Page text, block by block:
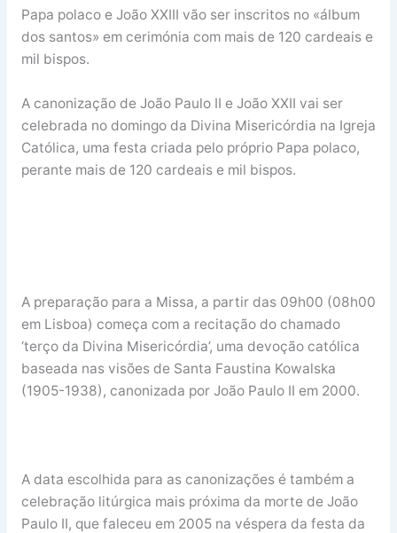
Papa polaco e João XXIII vão ser inscritos no «álbum
dos santos» em cerimónia com mais de 120 cardeais e
mil bispos.
A canonização de João Paulo II e João XXII vai ser
celebrada no domingo da Divina Misericórdia na Igreja
Católica, uma festa criada pelo próprio Papa polaco,
perante mais de 120 cardeais e mil bispos.
A preparação para a Missa, a partir das 09h00 (08h00
em Lisboa) começa com a recitação do chamado
‘terço da Divina Misericórdia’, uma devoção católica
baseada nas visões de Santa Faustina Kowalska
(1905-1938), canonizada por João Paulo II em 2000.
A data escolhida para as canonizações é também a
celebração litúrgica mais próxima da morte de João
Paulo II, que faleceu em 2005 na véspera da festa da